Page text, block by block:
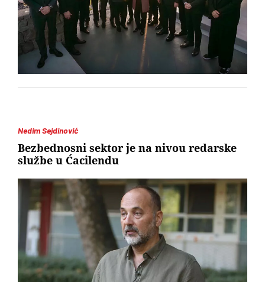
Nedim Sejdinović
Bezbednosni sektor je na nivou redarske
službe u Ćacilendu